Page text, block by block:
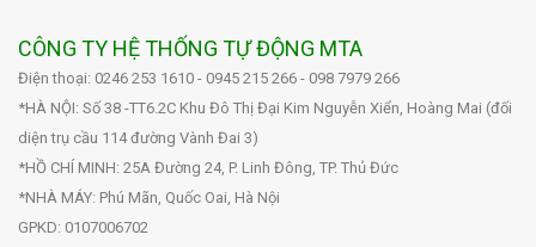
CÔNG TY HỆ THỐNG TỰ ĐỘNG MTA
Điện thoại: 0246 253 1610 - 0945 215 266 - 098 7979 266
*HÀ NỘI: Số 38 -TT6.2C Khu Đô Thị Đại Kim Nguyễn Xiển, Hoàng Mai (đối
diện trụ cầu 114 đường Vành Đai 3)
*HỒ CHÍ MINH: 25A Đường 24, P. Linh Đông, TP. Thủ Đức
*NHÀ MÁY: Phú Mãn, Quốc Oai, Hà Nội
GPKD: 0107006702